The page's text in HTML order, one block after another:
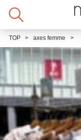
TOP axes femme